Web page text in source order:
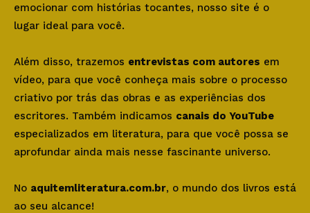
emocionar com histórias tocantes, nosso site é o
lugar ideal para você.
Além disso, trazemos entrevistas com autores em
vídeo, para que você conheça mais sobre o processo
criativo por trás das obras e as experiências dos
escritores. Também indicamos canais do YouTube
especializados em literatura, para que você possa se
aprofundar ainda mais nesse fascinante universo.
No aquitemliteratura.com.br, o mundo dos livros está
ao seu alcance!